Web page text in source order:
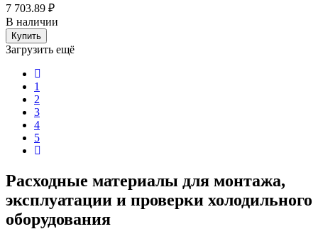
7 703.89 ₽
В наличии
Купить
Загрузить ещё
1
2
3
4
5
Расходные материалы для монтажа,
эксплуатации и проверки холодильного
оборудования